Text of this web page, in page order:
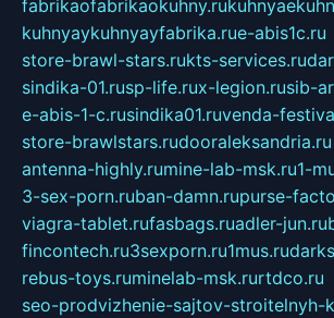
fabrikaofabrikaokuhny.ru
kuhnyaykuhnyayfabrika.rue-abis1c.ru
store-brawl-stars.rukts-services.ru
sindika-01.rusp-life.rux-legion.rusib-
e-abis-1-c.rusindika01.ruvenda-
store-brawlstars.rudooraleksandria.ru
antenna-highly.rumine-lab-msk.ru1-
3-sex-porn.ruban-damn.rupurse-
viagra-tablet.rufasbags.ruadler-jun.ru
fincontech.ru3sexporn.ru1mus.ru
rebus-toys.ruminelab-msk.rurtdco.ru
seo-prodvizhenie-sajtov-stroitelnyh-